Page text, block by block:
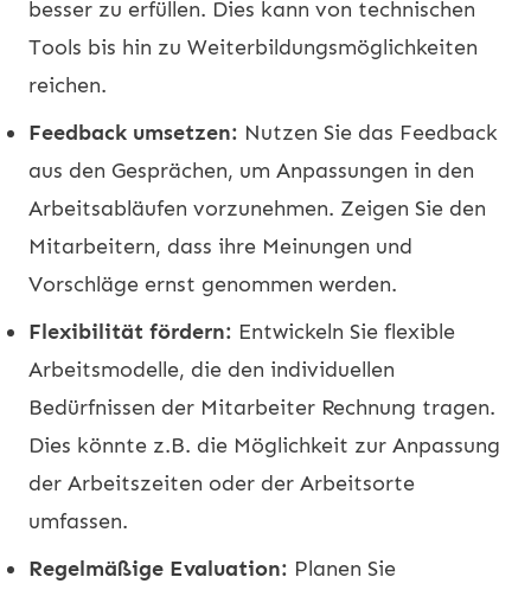
besser zu erfüllen. Dies kann von technischen
Tools bis hin zu Weiterbildungsmöglichkeiten
reichen.
Feedback umsetzen: Nutzen Sie das Feedback
aus den Gesprächen, um Anpassungen in den
Arbeitsabläufen vorzunehmen. Zeigen Sie den
Mitarbeitern, dass ihre Meinungen und
Vorschläge ernst genommen werden.
Flexibilität fördern: Entwickeln Sie flexible
Arbeitsmodelle, die den individuellen
Bedürfnissen der Mitarbeiter Rechnung tragen.
Dies könnte z.B. die Möglichkeit zur Anpassung
der Arbeitszeiten oder der Arbeitsorte
umfassen.
Regelmäßige Evaluation: Planen Sie